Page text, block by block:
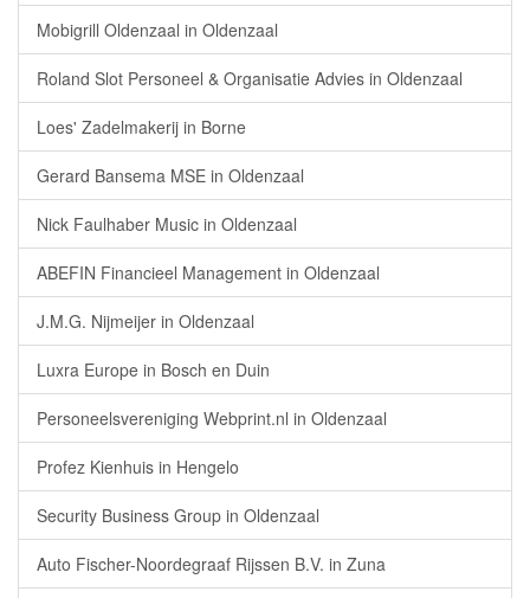
Mobigrill Oldenzaal in Oldenzaal
Roland Slot Personeel & Organisatie Advies in Oldenzaal
Loes' Zadelmakerij in Borne
Gerard Bansema MSE in Oldenzaal
Nick Faulhaber Music in Oldenzaal
ABEFIN Financieel Management in Oldenzaal
J.M.G. Nijmeijer in Oldenzaal
Luxra Europe in Bosch en Duin
Personeelsvereniging Webprint.nl in Oldenzaal
Profez Kienhuis in Hengelo
Security Business Group in Oldenzaal
Auto Fischer-Noordegraaf Rijssen B.V. in Zuna